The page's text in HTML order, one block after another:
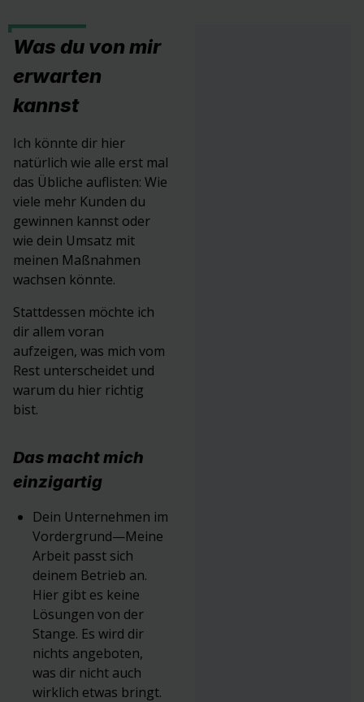
Was du von mir
erwarten
kannst
Ich könnte dir hier
natürlich wie alle erst mal
das Übliche auflisten: Wie
viele mehr Kunden du
gewinnen kannst oder
wie dein Umsatz mit
meinen Maßnahmen
wachsen könnte.
Stattdessen möchte ich
dir allem voran
aufzeigen, was mich vom
Rest unterscheidet und
warum du hier richtig
bist.
Das macht mich
einzigartig
Dein Unternehmen im
Vordergrund—Meine
Arbeit passt sich
deinem Betrieb an.
Hier gibt es keine
Lösungen von der
Stange. Es wird dir
nichts angeboten,
was dir nicht auch
wirklich etwas bringt.